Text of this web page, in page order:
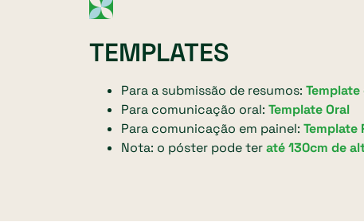
TEMPLATES
Para a submissão de resumos: Template
Para comunicação oral: Template Oral
Para comunicação em painel: Template
Nota: o póster pode teraté 130cm de